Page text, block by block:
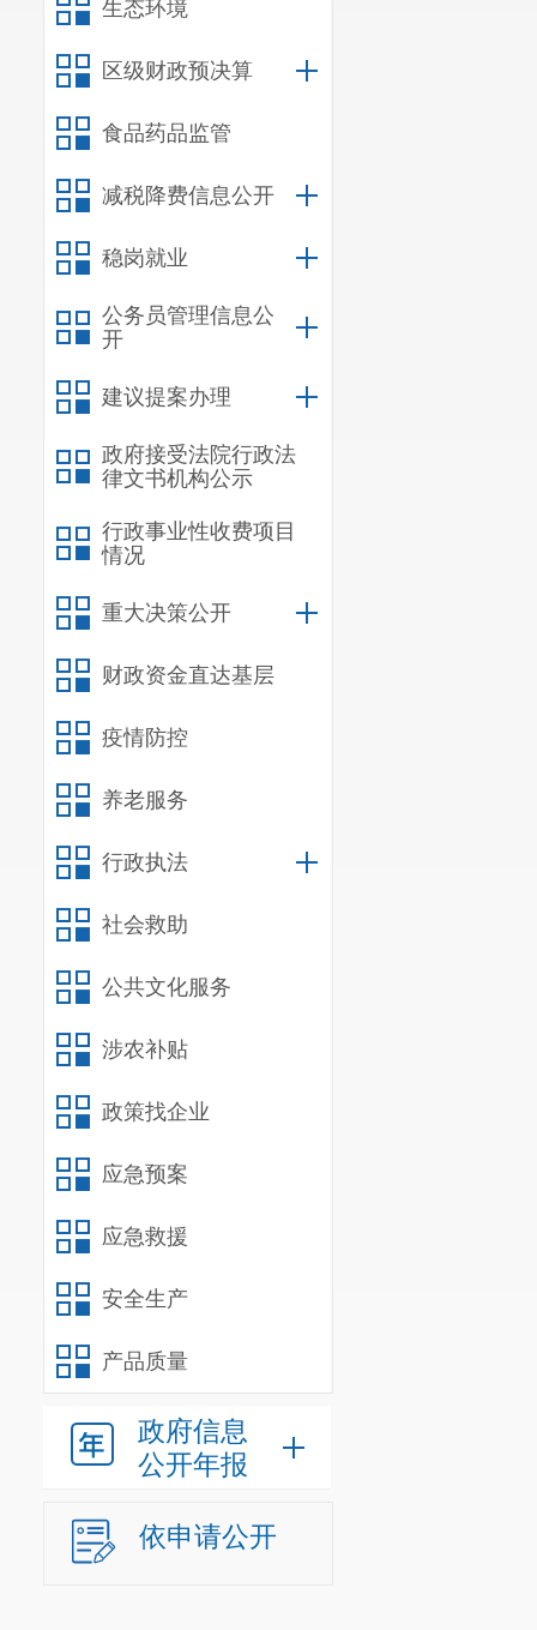
生态环境
区级财政预决算
食品药品监管
减税降费信息公开
稳岗就业
公务员管理信息公
开
建议提案办理
政府接受法院行政法
律文书机构公示
行政事业性收费项目
情况
重大决策公开
财政资金直达基层
疫情防控
养老服务
行政执法
社会救助
公共文化服务
涉农补贴
政策找企业
应急预案
应急救援
安全生产
产品质量
政府信息
公开年报
依申请公开